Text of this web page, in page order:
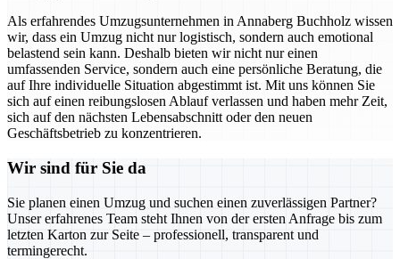
Als erfahrendes Umzugsunternehmen in Annaberg Buchholz wissen
wir, dass ein Umzug nicht nur logistisch, sondern auch emotional
belastend sein kann. Deshalb bieten wir nicht nur einen
umfassenden Service, sondern auch eine persönliche Beratung, die
auf Ihre individuelle Situation abgestimmt ist. Mit uns können Sie
sich auf einen reibungslosen Ablauf verlassen und haben mehr Zeit,
sich auf den nächsten Lebensabschnitt oder den neuen
Geschäftsbetrieb zu konzentrieren.
Wir sind für Sie da
Sie planen einen Umzug und suchen einen zuverlässigen Partner?
Unser erfahrenes Team steht Ihnen von der ersten Anfrage bis zum
letzten Karton zur Seite – professionell, transparent und
termingerecht.